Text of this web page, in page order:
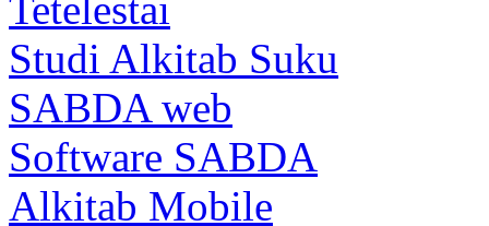
Tetelestai
Studi Alkitab Suku
SABDA web
Software SABDA
Alkitab Mobile